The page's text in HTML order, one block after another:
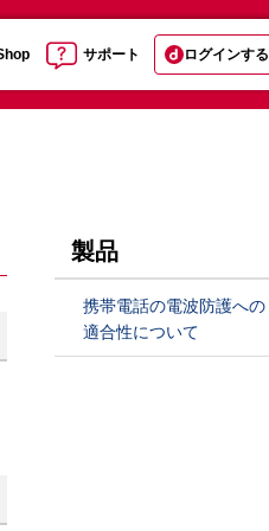
サポート ログインする
製品
携帯電話の電波防護への
適合性について